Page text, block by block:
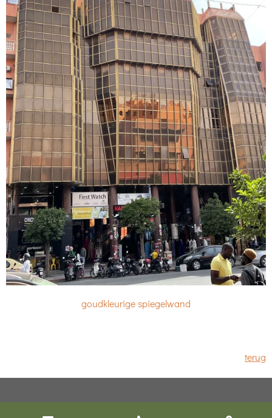
goudkleurige spiegelwand
terug